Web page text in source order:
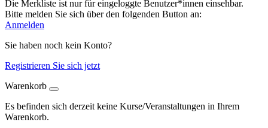
Die Merkliste ist nur für eingeloggte Benutzer*innen einsehbar.
Bitte melden Sie sich über den folgenden Button an:
Anmelden
Sie haben noch kein Konto?
Registrieren Sie sich jetzt
Warenkorb
Es befinden sich derzeit keine Kurse/Veranstaltungen in Ihrem
Warenkorb.